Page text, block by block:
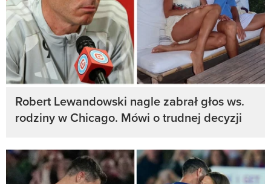
Robert Lewandowski nagle zabrał głos ws.
rodziny w Chicago. Mówi o trudnej decyzji